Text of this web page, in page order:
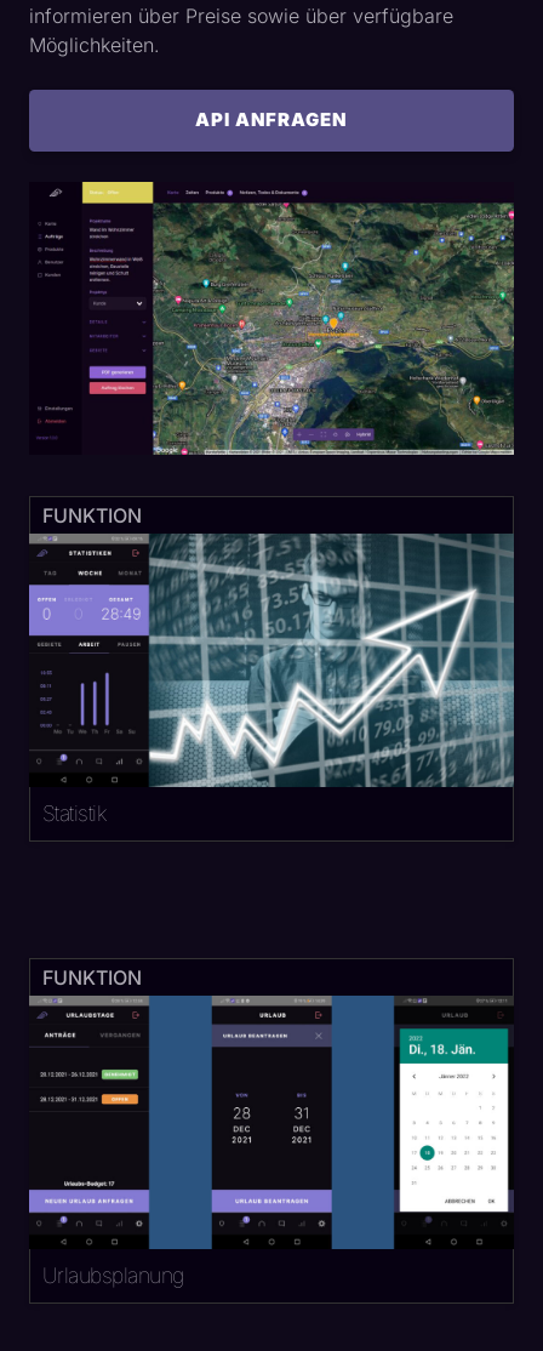
informieren über Preise sowie über verfügbare
Möglichkeiten.
API ANFRAGEN
FUNKTION
Statistik
FUNKTION
Urlaubsplanung